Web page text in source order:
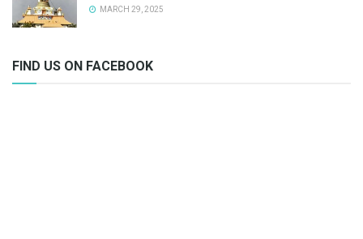
MARCH 29, 2025
FIND US ON FACEBOOK